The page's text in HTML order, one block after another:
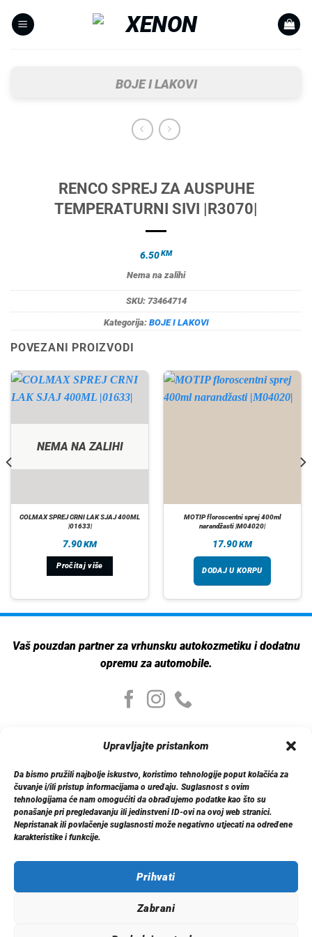
Upravljajte pristankom
Da bismo pružili najbolje iskustvo, koristimo tehnologije poput kolačića za
čuvanje i/ili pristup informacijama o uređaju. Suglasnost s ovim
tehnologijama će nam omogućiti da obrađujemo podatke kao što su
ponašanje pri pregledavanju ili jedinstveni ID-ovi na ovoj web stranici.
Nepristanak ili povlačenje suglasnosti može negativno utjecati na određene
karakteristike i funkcije.
Prihvati
Zabrani
BOJE I LAKOVI
RENCO SPREJ ZA AUSPUHE
TEMPERATURNI SIVI |R3070|
6.50KM
Nema na zalihi
SKU: 73464714
Kategorija: BOJE I LAKOVI
POVEZANI PROIZVODI
NEMA NA ZALIHI
COLMAX SPREJ CRNI LAK SJAJ 400ML
|01633|
7.90KM
Pročitaj više
MOTIP floroscentni sprej 400ml
narandžasti |M04020|
17.90KM
DODAJ U KORPU
Vaš pouzdan partner za vrhunsku autokozmetiku i dodatnu
opremu za automobile.
Moj nalog
Moj nalog
Moje narudžbe
Detalji računa
Log out
Informacije
Politika privatnosti